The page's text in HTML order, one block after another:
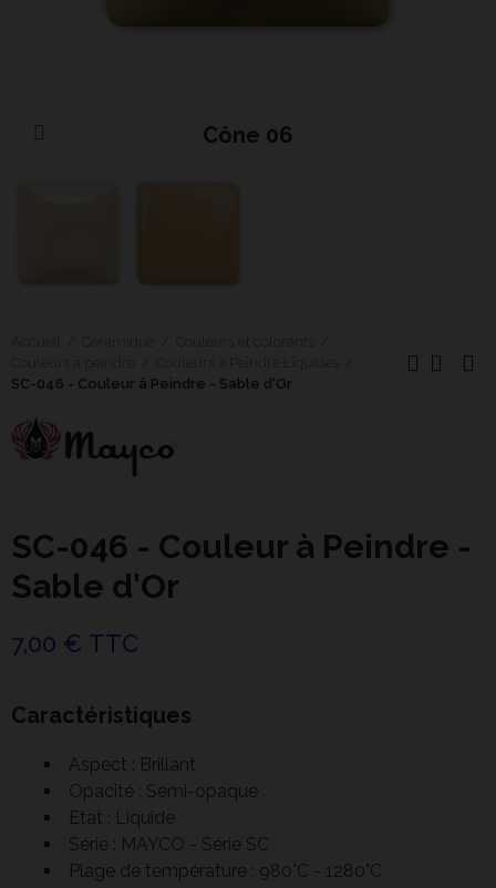
Cône 06
Cliquer pour agrandir
SC-046 - Couleur à Peindre - Sable d'Or
SC-046 - Couleur à Peindre -
Sable d'Or
7,00 € TTC
Caractéristiques
Aspect : Brillant
Opacité : Semi-opaque
Etat : Liquide
Série : MAYCO - Série SC
Plage de température : 980°C - 1280°C